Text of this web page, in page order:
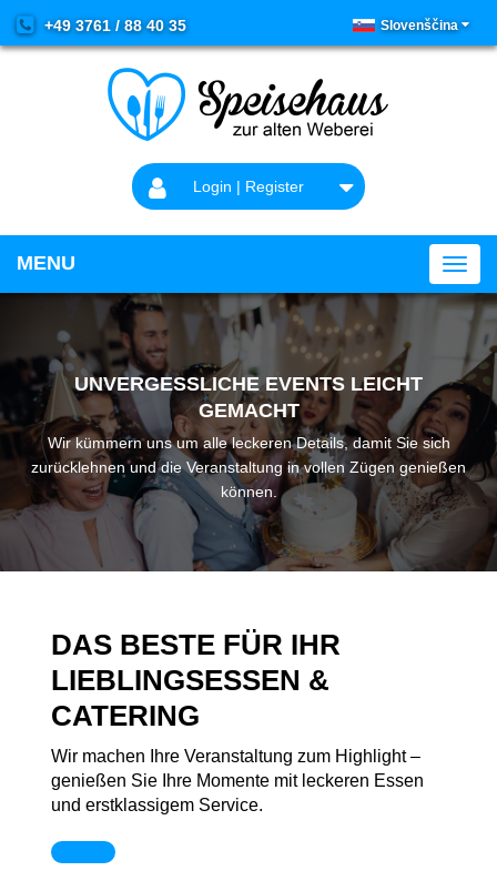
+49 3761 / 88 40 35 Slovenščina
Login | Register
MENU
UNVERGESSLICHE EVENTS LEICHT
GEMACHT
Wir kümmern uns um alle leckeren Details, damit Sie sich
zurücklehnen und die Veranstaltung in vollen Zügen genießen
können.
DAS BESTE FÜR IHR
LIEBLINGSESSEN &
CATERING
Wir machen Ihre Veranstaltung zum Highlight –
genießen Sie Ihre Momente mit leckeren Essen
und erstklassigem Service.
Kontakt